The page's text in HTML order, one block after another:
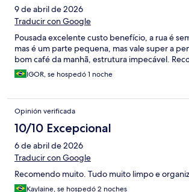
9 de abril de 2026
Traducir con Google
Pousada excelente custo benefício, a rua é
mas é um parte pequena, mas vale super a
bom café da manhã, estrutura impecável.
IGOR, se hospedó 1 noche
Opinión verificada
10/10 Excepcional
6 de abril de 2026
Traducir con Google
Recomendo muito. Tudo muito limpo e
Kaylaine, se hospedó 2 noches